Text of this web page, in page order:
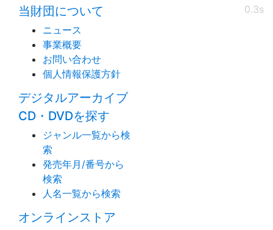
0.3s
当財団について
ニュース
事業概要
お問い合わせ
個人情報保護方針
デジタルアーカイブ
CD・DVDを探す
ジャンル一覧から検
索
発売年月/番号から
検索
人名一覧から検索
オンラインストア